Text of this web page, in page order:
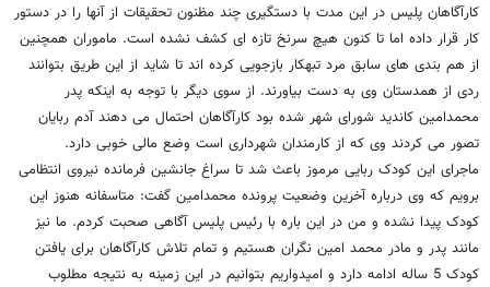
کارآگاهان پلیس در این مدت با دستگیری چند مظنون تحقیقات از آنها را در دستور
کار قرار داده اما تا کنون هیچ سرنخ تازه ای کشف نشده است. ماموران همچنین
از هم بندی های سابق مرد تبهکار بازجویی کرده اند تا شاید از این طریق بتوانند
ردی از همدستان وی به دست بیاورند. از سوی دیگر با توجه به اینکه پدر
محمدامین کاندید شورای شهر شده بود کارآگاهان احتمال می دهند آدم ربایان
تصور می کردند وی که از کارمندان شهرداری است وضع مالی خوبی دارد.
ماجرای این کودک ربایی مرموز باعث شد تا سراغ جانشین فرمانده نیروی انتظامی
برویم که وی درباره آخرین وضعیت پرونده محمدامین گفت: متاسفانه هنوز این
کودک پیدا نشده و من در این باره با رئیس پلیس آگاهی صحبت کردم. ما نیز
مانند پدر و مادر محمد امین نگران هستیم و تمام تلاش کارآگاهان برای یافتن
کودک 5 ساله ادامه دارد و امیدواریم بتوانیم در این زمینه به نتیجه مطلوب